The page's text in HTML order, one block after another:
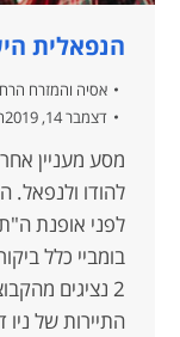
הנפאלית
אסיה והמזרח
דצמבר 14, 2019
מסע מעניין
להודו
לפני אופנת
בומביי כלל
2 נציגים
התיירות של